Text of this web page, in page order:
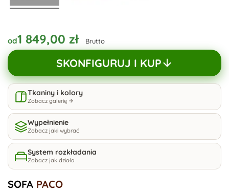
od1 849,00 zł Brutto
SKONFIGURUJ I KUP
Tkaniny i kolory
Zobacz galerię
Wypełnienie
Zobacz jaki wybrać
System rozkładania
Zobacz jak działa
SOFA PACO